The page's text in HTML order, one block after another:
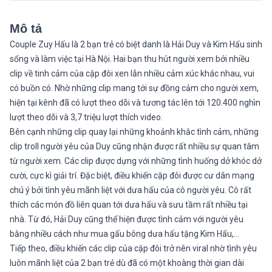
Mô tả
Couple Zuy Hấu là 2 bạn trẻ có biệt danh là Hải Duy và Kim Hấu sinh
sống và làm việc tại Hà Nội. Hai bạn thu hút người xem bởi nhiều
clip về tinh cảm của cặp đôi xen lẫn nhiều cảm xúc khác nhau, vui
có buồn có. Nhờ những clip mang tới sự đồng cảm cho người xem,
hiện tại kênh đã có lượt theo dõi và tương tác lên tới 120.400 nghìn
lượt theo dõi và 3,7 triệu lượt thích video.
Bên cạnh những clip quay lại những khoảnh khắc tình cảm, những
clip troll người yêu của Duy cũng nhận được rất nhiều sự quan tâm
từ người xem. Các clip được dựng với những tình huống dở khóc dở
cười, cực kì giải trí. Đặc biệt, điều khiến cặp đôi được cư dân mạng
chú ý bởi tình yêu mãnh liệt với dưa hấu của cô người yêu. Cô rất
thích các món đồ liên quan tới dưa hấu và sưu tầm rất nhiều tại
nhà. Từ đó, Hải Duy cũng thể hiện được tình cảm với người yêu
bằng nhiều cách như mua gấu bông dưa hấu tặng Kim Hấu,…
Tiếp theo, điều khiến các clip của cặp đôi trở nên viral nhờ tình yêu
luôn mãnh liệt của 2 bạn trẻ dù đã có một khoàng thời gian dài